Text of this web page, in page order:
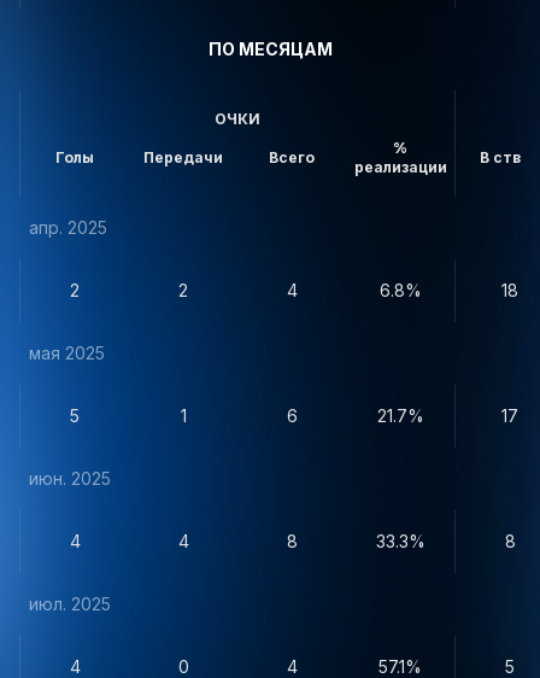
ПО МЕСЯЦАМ
ОЧКИ
Голы Передачи Всего
%
реализации
В створ
апр. 2025
2 2 4 6.8% 18
мая 2025
5 1 6 21.7% 17
июн. 2025
4 4 8 33.3% 8
июл. 2025
4 0 4 57.1% 5